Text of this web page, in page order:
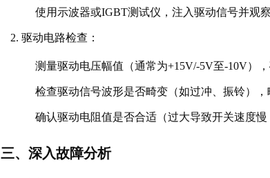
使用示波器或IGBT测试仪，注入驱动信号并观
驱动电路检查 ：
测量驱动电压幅值（通常为+15V/-5V至-10V）
检查驱动信号波形是否畸变（如过冲、振铃）
确认驱动电阻值是否合适（过大导致开关速度慢
三、深入故障分析